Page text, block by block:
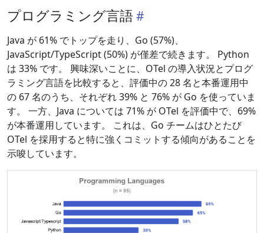
プログラミング言語
Java が 61% でトップを走り、Go (57%)、
JavaScript/TypeScript (50%) が僅差で続きます。 Python
は 33% です。 興味深いことに、OTel の導入状況とプログ
ラミング言語を比較すると、評価中の 28 名と本番運用中
の 67 名のうち、それぞれ 39% と 76% が Go を使っていま
す。 一方、Java については 71% が OTel を評価中で、69%
が本番運用しています。 これは、Go チームはひとたび
OTel を採用すると特に強くコミットする傾向があることを
示唆しています。